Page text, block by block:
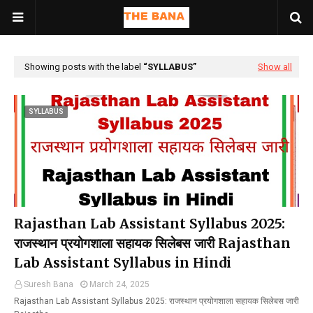
Showing posts with the label SYLLABUS Show all
SYLLABUS
Rajasthan Lab Assistant Syllabus 2025:
राजस्थान प्रयोगशाला सहायक सिलेबस जारी Rajasthan
Lab Assistant Syllabus in Hindi
Suresh Bana
March 24, 2025
Rajasthan Lab Assistant Syllabus 2025: राजस्थान प्रयोगशाला सहायक सिलेबस जारी